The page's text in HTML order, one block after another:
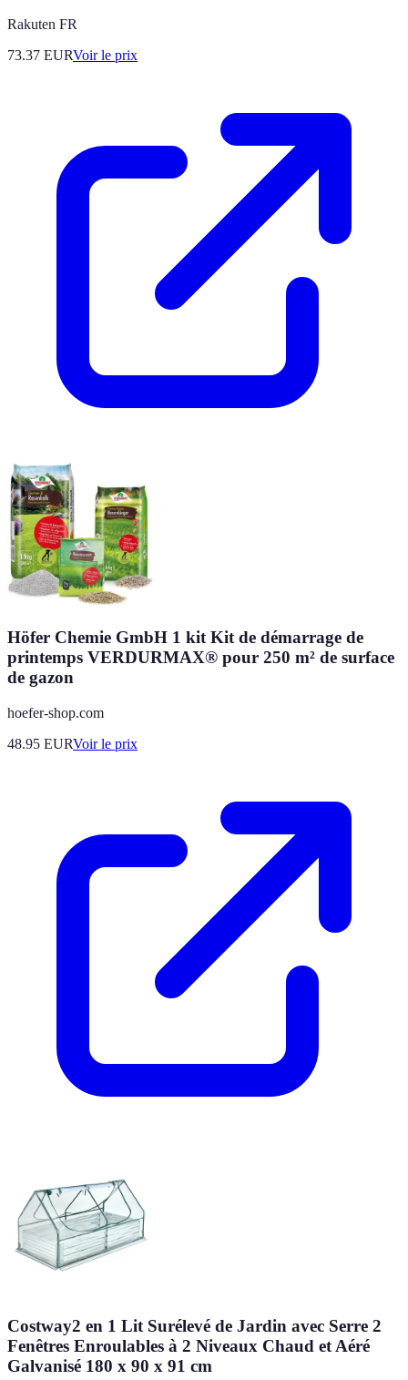
Rakuten FR
73.37 EURVoir le prix
Höfer Chemie GmbH 1 kit Kit de démarrage de
printemps VERDURMAX® pour 250 m² de surface
de gazon
hoefer-shop.com
48.95 EURVoir le prix
Costway2 en 1 Lit Surélevé de Jardin avec Serre 2
Fenêtres Enroulables à 2 Niveaux Chaud et Aéré
Galvanisé 180 x 90 x 91 cm